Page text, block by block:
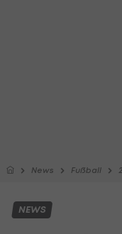
News Fußball
NEWS